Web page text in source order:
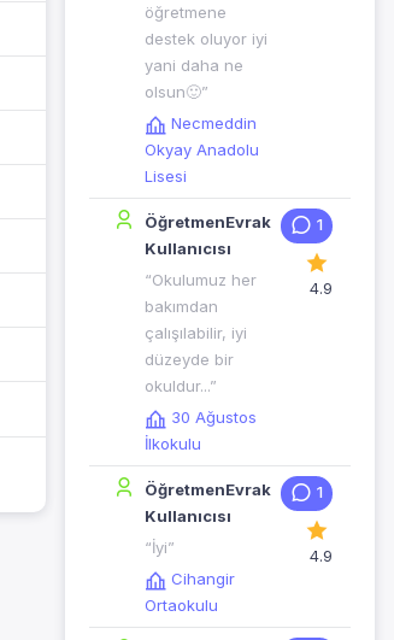
öğretmene
destek oluyor iyi
yani daha ne
olsun🙂”
Necmeddin
Okyay Anadolu
Lisesi
ÖğretmenEvrak
Kullanıcısı
“Okulumuz her
bakımdan
çalışılabilir, iyi
düzeyde bir
okuldur...”
30 Ağustos
İlkokulu
1
4.9
ÖğretmenEvrak
Kullanıcısı
“İyi”
Cihangir
Ortaokulu
1
4.9